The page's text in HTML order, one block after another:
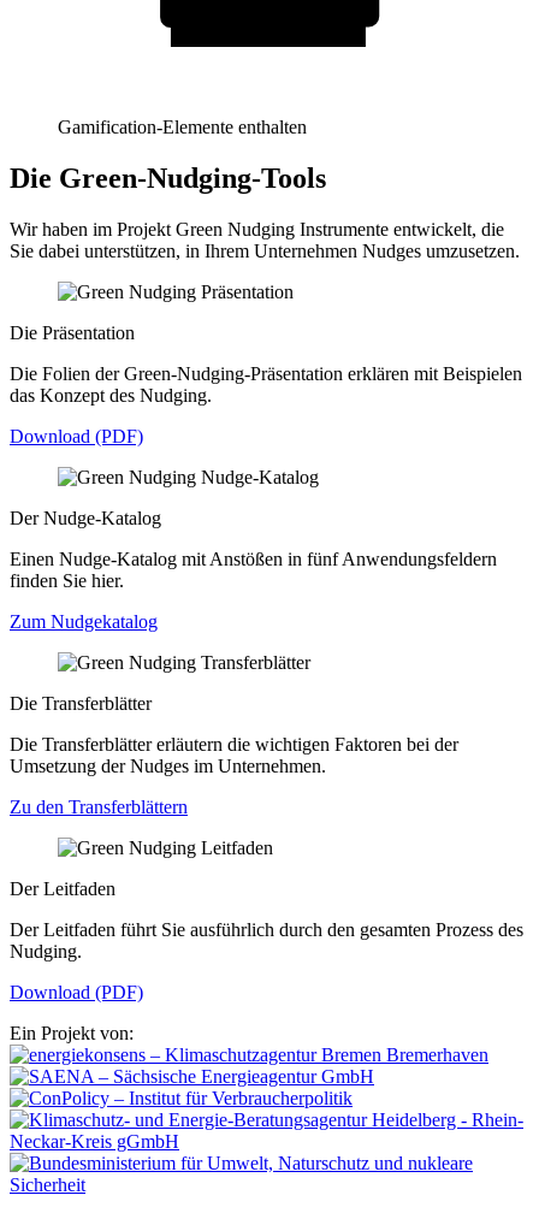
Gamification-Elemente enthalten
Die Green-Nudging-Tools
Wir haben im Projekt Green Nudging Instrumente entwickelt, die
Sie dabei unterstützen, in Ihrem Unternehmen Nudges umzusetzen.
Die Präsentation
Die Folien der Green-Nudging-Präsentation erklären mit Beispielen
das Konzept des Nudging.
Download (PDF)
Der Nudge-Katalog
Einen Nudge-Katalog mit Anstößen in fünf Anwendungsfeldern
finden Sie hier.
Zum Nudgekatalog
Die Transferblätter
Die Transferblätter erläutern die wichtigen Faktoren bei der
Umsetzung der Nudges im Unternehmen.
Zu den Transferblättern
Der Leitfaden
Der Leitfaden führt Sie ausführlich durch den gesamten Prozess des
Nudging.
Download (PDF)
Ein Projekt von: